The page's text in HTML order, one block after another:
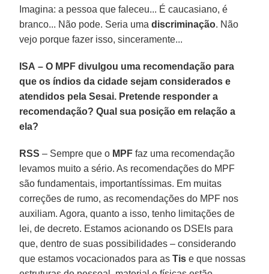
Imagina: a pessoa que faleceu... É caucasiano, é
branco... Não pode. Seria umadiscriminação. Não
vejo porque fazer isso, sinceramente...
ISA – O MPF divulgou uma recomendação para
que os índios da cidade sejam considerados e
atendidos pela Sesai. Pretende responder a
recomendação? Qual sua posição em relação a
ela?
RSS – Sempre que o MPF faz uma recomendação
levamos muito a sério. As recomendações do MPF
são fundamentais, importantíssimas. Em muitas
correções de rumo, as recomendações do MPF nos
auxiliam. Agora, quanto a isso, tenho limitações de
lei, de decreto. Estamos acionando os DSEIs para
que, dentro de suas possibilidades – considerando
que estamos vocacionados para asTis e que nossas